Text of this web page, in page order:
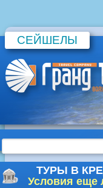
СЕЙШЕЛЫ
ТУРЫ В
Условия еще